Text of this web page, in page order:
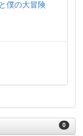
僕の大冒険
0